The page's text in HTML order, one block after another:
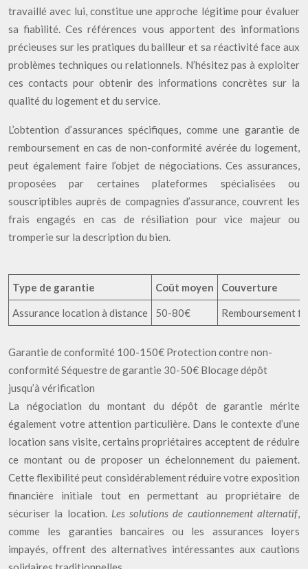
travaillé avec lui, constitue une approche légitime pour évaluer
sa fiabilité. Ces références vous apportent des informations
précieuses sur les pratiques du bailleur et sa réactivité face aux
problèmes techniques ou relationnels. N’hésitez pas à exploiter
ces contacts pour obtenir des informations concrètes sur la
qualité du logement et du service.
L’obtention d’assurances spécifiques, comme une garantie de
remboursement en cas de non-conformité avérée du logement,
peut également faire l’objet de négociations. Ces assurances,
proposées par certaines plateformes spécialisées ou
souscriptibles auprès de compagnies d’assurance, couvrent les
frais engagés en cas de résiliation pour vice majeur ou
tromperie sur la description du bien.
Type de garantie Coût moyen Couverture
Assurance location à distance 50-80€ Remboursement
Garantie de conformité 100-150€ Protection contre non-
conformité Séquestre de garantie 30-50€ Blocage dépôt
jusqu’à vérification
La négociation du montant du dépôt de garantie mérite
également votre attention particulière. Dans le contexte d’une
location sans visite, certains propriétaires acceptent de réduire
ce montant ou de proposer un échelonnement du paiement.
Cette flexibilité peut considérablement réduire votre exposition
financière initiale tout en permettant au propriétaire de
sécuriser la location. Les solutions de cautionnement alternatif,
comme les garanties bancaires ou les assurances loyers
impayés, offrent des alternatives intéressantes aux cautions